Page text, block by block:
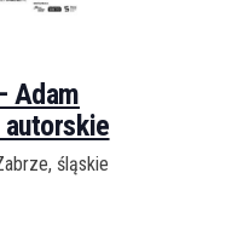
Adam
śląskie